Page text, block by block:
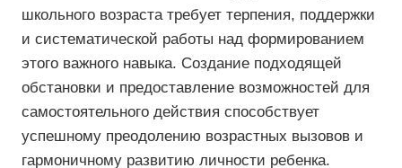
школьного возраста требует терпения, поддержки
и систематической работы над формированием
этого важного навыка. Создание подходящей
обстановки и предоставление возможностей для
самостоятельного действия способствует
успешному преодолению возрастных вызовов и
гармоничному развитию личности ребенка.